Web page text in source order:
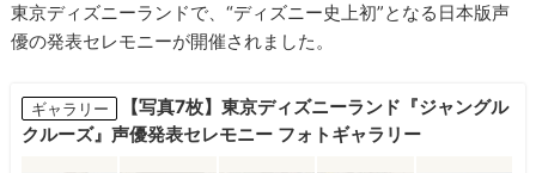
東京ディズニーランドで、“ディズニー史上初”となる日本版声
優の発表セレモニーが開催されました。
ギャラリー
【写真7枚】東京ディズニーランド『ジャングル
クルーズ』声優発表セレモニー フォトギャラリー